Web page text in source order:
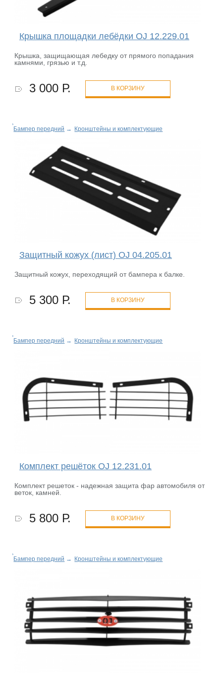
Крышка площадки лебёдки OJ 12.229.01
Крышка, защищающая лебедку от прямого попадания
камнями, грязью и т.д.
3 000 Р. В КОРЗИНУ
Бампер передний → Кронштейны и комплектующие
Защитный кожух (лист) OJ 04.205.01
Защитный кожух, переходящий от бампера к балке.
5 300 Р. В КОРЗИНУ
Бампер передний → Кронштейны и комплектующие
Комплект решёток OJ 12.231.01
Комплект решеток - надежная защита фар автомобиля от
веток, камней.
5 800 Р. В КОРЗИНУ
Бампер передний → Кронштейны и комплектующие